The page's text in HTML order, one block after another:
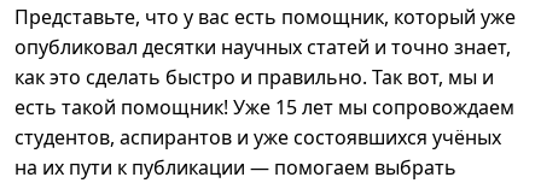
Представьте, что у вас есть помощник, который уже
опубликовал десятки научных статей и точно знает,
как это сделать быстро и правильно. Так вот, мы и
есть такой помощник! Уже 15 лет мы сопровождаем
студентов, аспирантов и уже состоявшихся учёных
на их пути к публикации — помогаем выбрать